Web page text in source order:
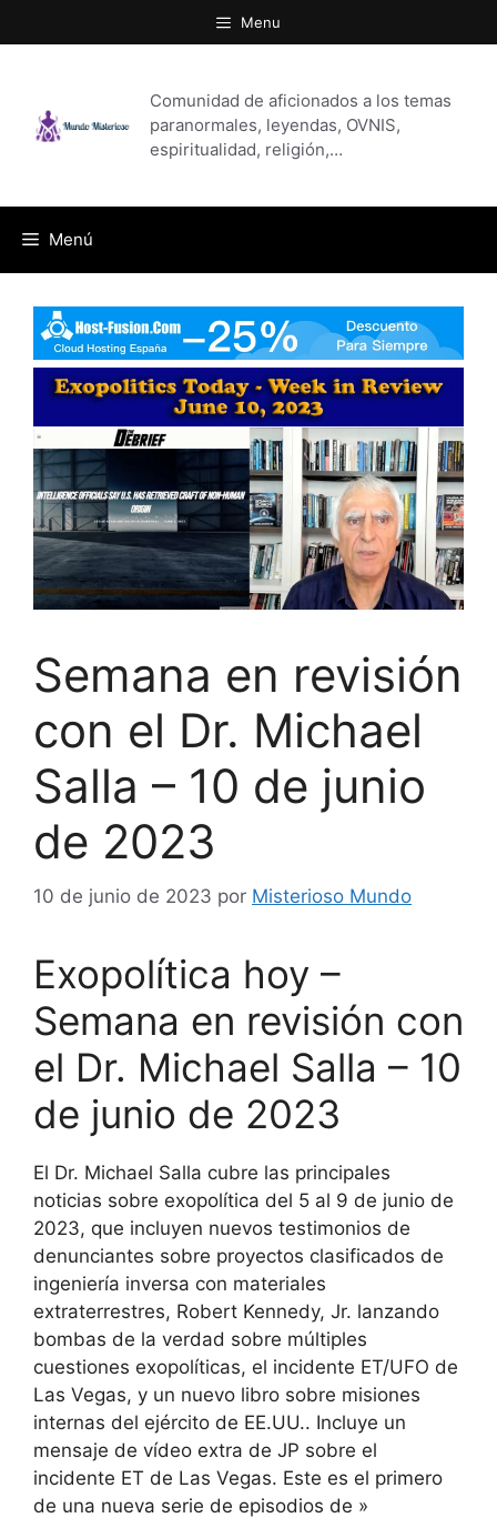
al
Menu
Comunidad de aficionados a los temas
paranormales, leyendas, OVNIS,
espiritualidad, religión,…
Menú
Semana en revisión
con el Dr. Michael
Salla – 10 de junio
de 2023
10 de junio de 2023 por Misterioso Mundo
Exopolítica hoy –
Semana en revisión con
el Dr. Michael Salla – 10
de junio de 2023
El Dr. Michael Salla cubre las principales
noticias sobre exopolítica del 5 al 9 de junio de
2023, que incluyen nuevos testimonios de
denunciantes sobre proyectos clasificados de
ingeniería inversa con materiales
extraterrestres, Robert Kennedy, Jr. lanzando
bombas de la verdad sobre múltiples
cuestiones exopolíticas, el incidente ET/UFO de
Las Vegas, y un nuevo libro sobre misiones
internas del ejército de EE.UU.. Incluye un
mensaje de vídeo extra de JP sobre el
incidente ET de Las Vegas. Este es el primero
de una nueva serie de episodios de »